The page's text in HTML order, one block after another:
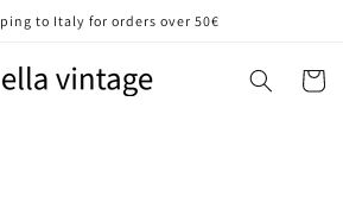
to Italy for orders over 50€
Carrello